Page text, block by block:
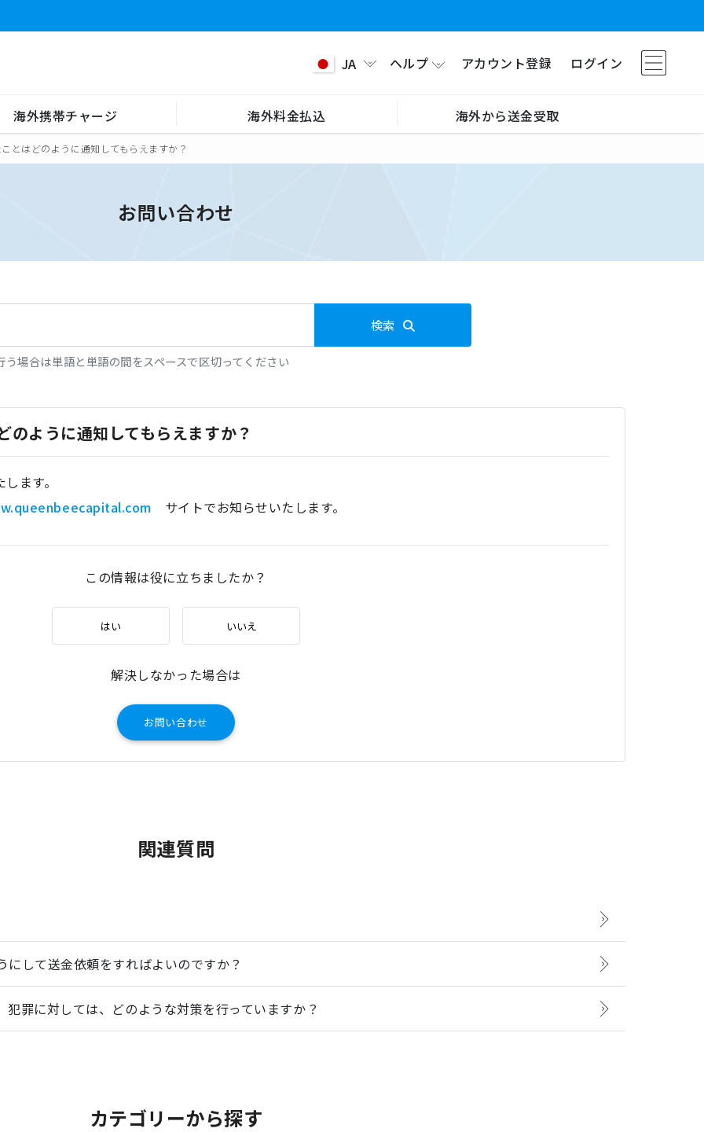
JA ヘルプ アカウント登録 ログイン
海外携帯チャージ 海外料金払込 海外から送金受取
とはどのように通知してもらえますか？
お問い合わせ
検索
場合は単語と単語の間をスペースで区切ってください
ように通知してもらえますか？
ます。
サイトでお知らせいたします。
この情報は役に立ちましたか？
はい いいえ
解決しなかった場合は
お問い合わせ
関連質問
して送金依頼をすればよいのですか？
罪に対しては、どのような対策を行っていますか？
カテゴリーから探す